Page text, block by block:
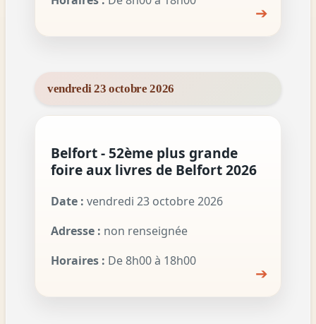
➔
vendredi 23 octobre 2026
Belfort - 52ème plus grande
foire aux livres de Belfort 2026
Date : vendredi 23 octobre 2026
Adresse : non renseignée
Horaires : De 8h00 à 18h00
➔